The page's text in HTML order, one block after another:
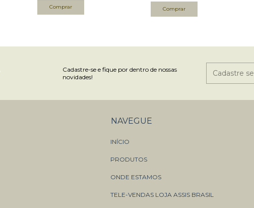
Cadastre-se e fique por dentro de nossas
novidades!
NAVEGUE
INÍCIO
PRODUTOS
ONDE ESTAMOS
TELE-VENDAS LOJA ASSIS BRASIL